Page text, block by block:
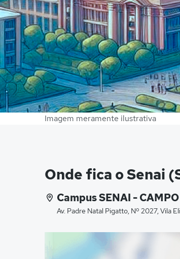
Imagem meramente ilustrativa
Onde fica o Senai
Campus SENAI -
Av. Padre Natal Pigatto, Nº 2027, Vila